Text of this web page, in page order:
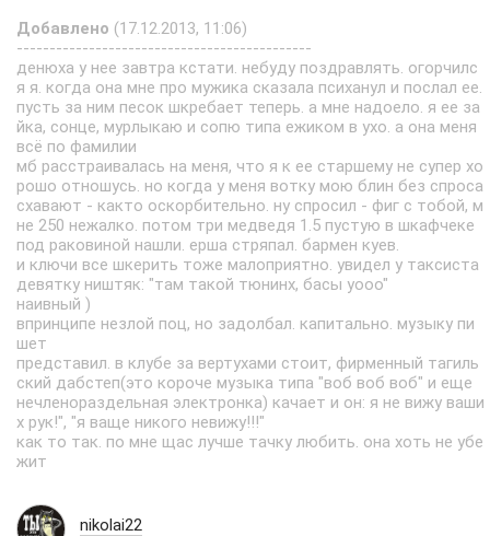
Добавлено (17.12.2013, 11:06)
---------------------------------------------
денюха у нее завтра кстати. небуду поздравлять. огорчилс
я я. когда она мне про мужика сказала психанул и послал ее.
пусть за ним песок шкребает теперь. а мне надоело. я ее за
йка, сонце, мурлыкаю и сопю типа ежиком в ухо. а она меня
всё по фамилии
мб расстраивалась на меня, что я к ее старшему не супер хо
рошо отношусь. но когда у меня вотку мою блин без спроса
схавают - както оскорбительно. ну спросил - фиг с тобой, м
не 250 нежалко. потом три медведя 1.5 пустую в шкафчеке
под раковиной нашли. ерша стряпал. бармен куев.
и ключи все шкерить тоже малоприятно. увидел у таксиста
девятку ништяк: "там такой тюнинх, басы уооо"
наивный )
впринципе незлой поц, но задолбал. капитально. музыку пи
шет
представил. в клубе за вертухами стоит, фирменный тагиль
ский дабстеп(это короче музыка типа "воб воб воб" и еще
нечленораздельная электронка) качает и он: я не вижу ваши
х рук!", "я ваще никого невижу!!!"
как то так. по мне щас лучше тачку любить. она хоть не убе
жит
nikolai22